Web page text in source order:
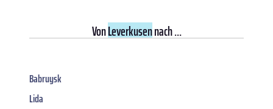
VonLeverkusennach ...
Babruysk
Lida